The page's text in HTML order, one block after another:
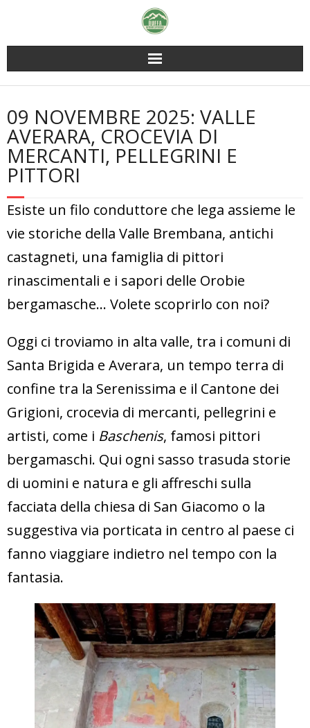
09 NOVEMBRE 2025: VALLE
AVERARA, CROCEVIA DI
MERCANTI, PELLEGRINI E
PITTORI
Esiste un filo conduttore che lega assieme le
vie storiche della Valle Brembana, antichi
castagneti, una famiglia di pittori
rinascimentali e i sapori delle Orobie
bergamasche… Volete scoprirlo con noi?
Oggi ci troviamo in alta valle, tra i comuni di
Santa Brigida e Averara, un tempo terra di
confine tra la Serenissima e il Cantone dei
Grigioni, crocevia di mercanti, pellegrini e
artisti, come i Baschenis, famosi pittori
bergamaschi. Qui ogni sasso trasuda storie
di uomini e natura e gli affreschi sulla
facciata della chiesa di San Giacomo o la
suggestiva via porticata in centro al paese ci
fanno viaggiare indietro nel tempo con la
fantasia.